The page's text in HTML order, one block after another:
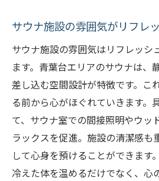
サウナ施設の雰囲気がリフレ
サウナ施設の雰囲気はリフレッシ
ます。青葉台エリアのサウナは、
差し込む空間設計が特徴です。こ
る前から心がほぐれていきます。
て、サウナ室での間接照明やウッ
ラックスを促進。施設の清潔感も
して心身を預けることができます
冷えた体を温めるだけでなく、心